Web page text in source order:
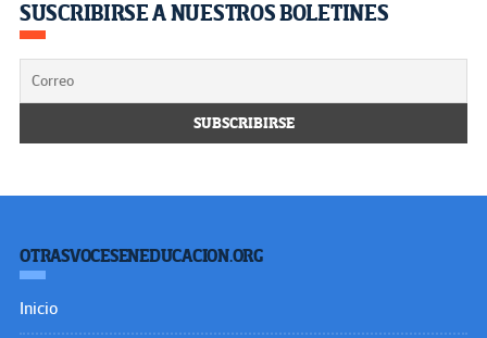
SUSCRIBIRSE A NUESTROS BOLETINES
OTRASVOCESENEDUCACION.ORG
Inicio